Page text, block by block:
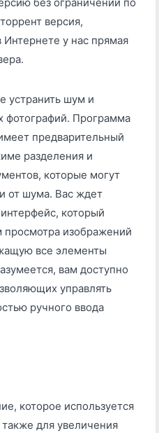
без ограничений по
версия,
Интернете у нас прямая
устранить шум и
фотографий. Программа
предварительный
разделения и
которые могут
от шума. Вас ждет
который
изображений
все элементы
вам доступно
управлять
ручного ввода
которое используется
для увеличения